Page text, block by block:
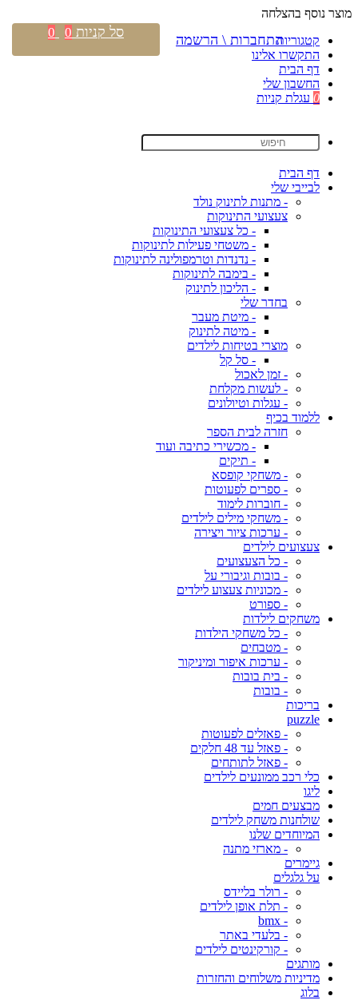
מוצר נוסף בהצלחה
קטגוריות
התקשרו אלינו
דף הבית
החשבון שלי
0 עגלת קניות
דף הבית
לבייבי שלי
- מתנות לתינוק נולד
צעצועי התינוקות
- כל צעצועי התינוקות
- משטחי פעילות לתינוקות
- נדנדות וטרמפולינה לתינוקות
- בימבה לתינוקות
- הליכון לתינוק
בחדר שלי
- מיטת מעבר
- מיטה לתינוק
מוצרי בטיחות לילדים
- סל קל
- זמן לאכול
- לעשות מקלחת
- עגלות וטיולונים
ללמוד בכיף
חזרה לבית הספר
- מכשירי כתיבה ועוד
- תיקים
- משחקי קופסא
- ספרים לפעוטות
- חוברות לימוד
- משחקי מילים לילדים
- ערכות ציור ויצירה
צעצועים לילדים
- כל הצעצועים
- בובות וגיבורי על
- מכוניות צעצוע לילדים
- ספורט
משחקים לילדות
- כל משחקי הילדות
- מטבחים
- ערכות איפור ומיניקור
- בית בובות
- בובות
בריכות
puzzle
- פאזלים לפעוטות
- פאזל עד 48 חלקים
- פאזל לתותחים
כלי רכב ממונעים לילדים
ליגו
מבצעים חמים
שולחנות משחק לילדים
המיוחדים שלנו
- מארזי מתנה
גיימרים
על גלגלים
- רולר בליידס
- תלת אופן לילדים
- bmx
- בלעדי באתר
- קורקינטים לילדים
מותגים
מדיניות משלוחים והחזרות
בלוג
התחברות \ הרשמה סל קניות 0
0